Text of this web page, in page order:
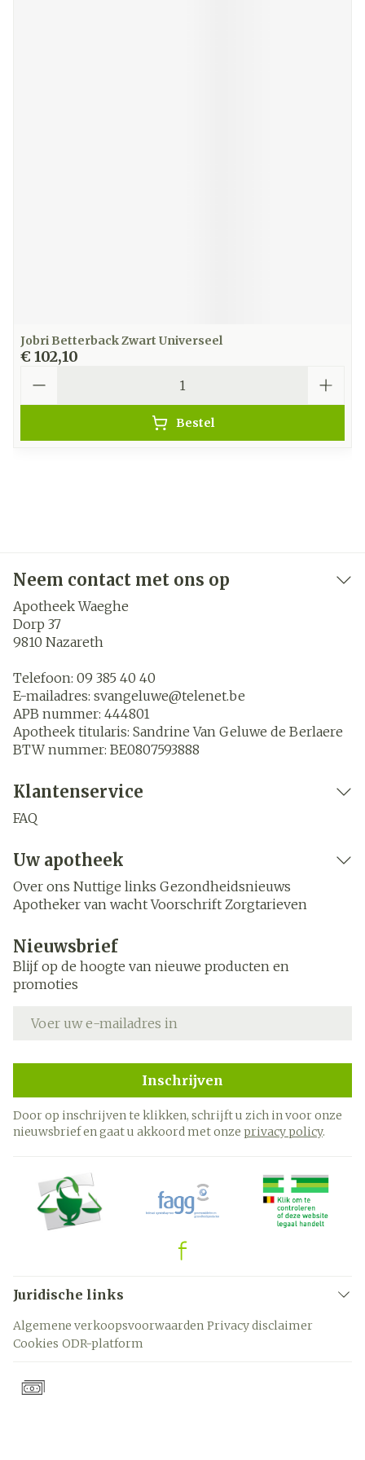
Jobri Betterback Zwart Universeel
€ 102,10
Bestel
Neem contact met ons op
Apotheek Waeghe
Dorp 37
9810 Nazareth
Telefoon: 09 385 40 40
E-mailadres: svangeluwe@telenet.be
APB nummer: 444801
Apotheek titularis: Sandrine Van Geluwe de Berlaere
BTW nummer: BE0807593888
Klantenservice
FAQ
Uw apotheek
Over ons Nuttige links Gezondheidsnieuws
Apotheker van wacht Voorschrift Zorgtarieven
Nieuwsbrief
Blijf op de hoogte van nieuwe producten en
promoties
Inschrijven
Door op inschrijven te klikken, schrijft u zich in voor onze
nieuwsbrief en gaat u akkoord met onze privacy policy.
Juridische links
Algemene verkoopsvoorwaarden Privacy disclaimer
Cookies ODR-platform